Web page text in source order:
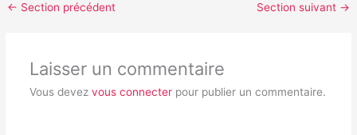
← Section précédent Section suivant →
Laisser un commentaire
Vous devez vous connecterpour publier un commentaire.